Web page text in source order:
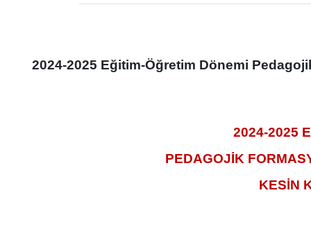
2024-2025 Eğitim-Öğretim Dönemi
2024-2025
PEDAGOJİK
KESİN